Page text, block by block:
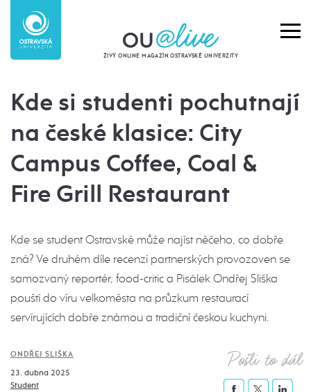
ŽIVÝ ONLINE MAGAZÍN OSTRAVSKÉ UNIVERZITY
Kde si studenti pochutnají
na české klasice: City
Campus Coffee, Coal &
Fire Grill Restaurant
Kde se student Ostravské může najíst něčeho, co dobře
zná? Ve druhém díle recenzí partnerských provozoven se
samozvaný reportér, food-critic a Pisálek Ondřej Sliška
pouští do víru velkoměsta na průzkum restaurací
servírujících dobře známou a tradiční českou kuchyni.
ONDŘEJ SLIŠKA
23. dubna 2025
Student
Pošli to dál